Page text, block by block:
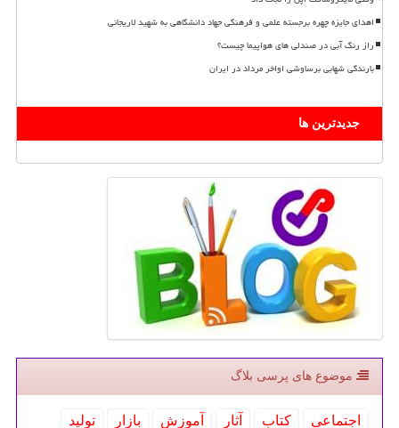
اهدای جایزه چهره برجسته علمی و فرهنگی جهاد دانشگاهی به شهید لاریجانی
راز رنگ آبی در صندلی های هواپیما چیست؟
بارندگی شهابی برساوشی اواخر مرداد در ایران
جدیدترین ها
موضوع های پرسی بلاگ
اجتماعی كتاب آثار آموزش بازار تولید